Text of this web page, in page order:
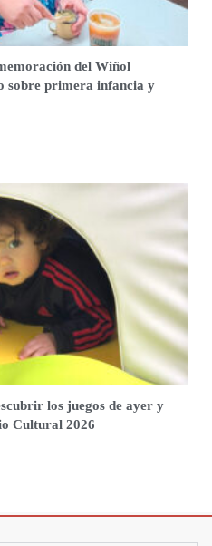
del Wiñol
sobre primera infancia y
los juegos de ayer y
Cultural 2026